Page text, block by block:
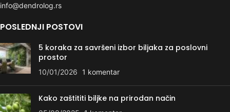
info@dendrolog.rs
POSLEDNJI POSTOVI
5 koraka za savršeni izbor biljaka za poslovni
prostor
10/01/2026 1 komentar
Kako zaštititi biljke na prirodan način